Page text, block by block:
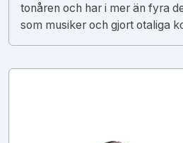
tonåren och har i mer än fyra
som musiker och gjort otaliga